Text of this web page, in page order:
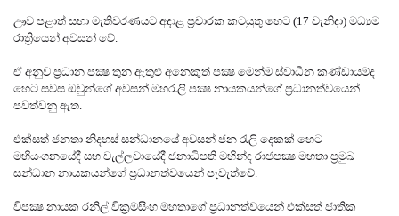
ඌව පළාත් සභා මැතිවරණයට අදාළ ප්‍රචාරක කටයුතු හෙට (17 වැනිදා) මධ්‍යම
රාත්‍රියෙන් අවසන් වේ.
ඒ අනුව ප්‍රධාන පක්‍ෂ තුන ඇතුළු අනෙකුත් පක්‍ෂ මෙන්ම ස්‌වාධීන කණ්‌ඩායම්ද
හෙට සවස ඔවුන්ගේ අවසන් මහරැලි පක්‍ෂ නායකයන්ගේ ප්‍රධානත්වයෙන්
පවත්වනු ඇත.
එක්‌සත් ජනතා නිදහස්‌ සන්ධානයේ අවසන් ජන රැලි දෙකක්‌ හෙට
මහියංගනයේදී සහ වැල්ලවායේදී ජනාධිපති මහින්ද රාජපක්‍ෂ මහතා ප්‍රමුඛ
සන්ධාන නායකයන්ගේ ප්‍රධානත්වයෙන් පැවැත්වේ.
විපක්‍ෂ නායක රනිල් වික්‍රමසිංහ මහතාගේ ප්‍රධානත්වයෙන් එක්‌සත් ජාතික